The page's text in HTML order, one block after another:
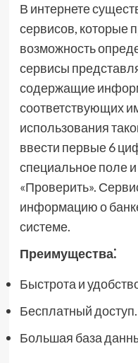
В интернете
сервисов, которые
возможность
сервисы
содержащие
соответствующих
использования
ввести первые 6
специальное поле
«Проверить».
информацию о
системе.
Преимущества⁚
Быстрота и
Бесплатный доступ.
Большая база